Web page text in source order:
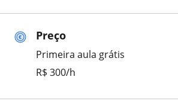
Preço
Primeira aula grátis
R$ 300/h